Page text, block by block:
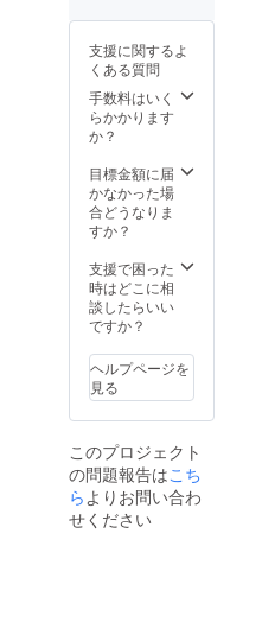
までさ
らにお
日にち
をいた
だく場
合もご
税込・
送料無
料 ※ 割
体の販
売予定
価格に
対する
す。 ※
け医療
機器で
はござ
いませ
ん。
お届け
までさ
らにお
日にち
をいた
だく場
す ※医
家向け
医療機
ませ
ん。
※ 仕
様、デ
ザイン
等、一
部変更
になる
ます。
あらか
じめご
い。 ※
想定以
上に多
くのご
頂いた
場合、
お届け
までさ
日にち
をいた
だく場
合もご
ざいま
ケース
予定：
2023/12
月末日
まで ク
ラウド
ディン
グ終了
後、お
申し込
発送い
たしま
す。 ※
ポスト
の発送
となり
ます。
※ 仕
ザイン
等、一
部変更
になる
場合が
支援に関するよ
くある質問
手数料はいく
らかかります
か？
目標金額に届
かなかった場
合どうなりま
すか？
支援で困った
時はどこに相
談したらいい
ですか？
ヘルプページを
見る
このプロジェクト
の問題報告はこち
ら よりお問い合わ
せください